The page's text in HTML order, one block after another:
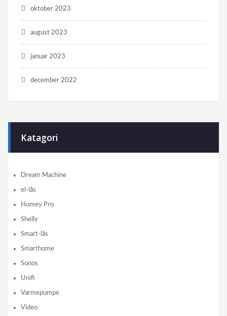
oktober 2023
august 2023
januar 2023
december 2022
Katagori
Dream Machine
el-lås
Homey Pro
Shelly
Smart-lås
Smarthome
Sonos
Unifi
Varmepumpe
Video